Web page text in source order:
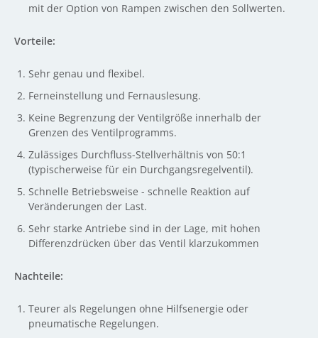
mit der Option von Rampen zwischen den Sollwerten.
Vorteile:
Sehr genau und flexibel.
Ferneinstellung und Fernauslesung.
Keine Begrenzung der Ventilgröße innerhalb der
Grenzen des Ventilprogramms.
Zulässiges Durchfluss-Stellverhältnis von 50:1
(typischerweise für ein Durchgangsregelventil).
Schnelle Betriebsweise - schnelle Reaktion auf
Veränderungen der Last.
Sehr starke Antriebe sind in der Lage, mit hohen
Differenzdrücken über das Ventil klarzukommen
Nachteile:
Teurer als Regelungen ohne Hilfsenergie oder
pneumatische Regelungen.